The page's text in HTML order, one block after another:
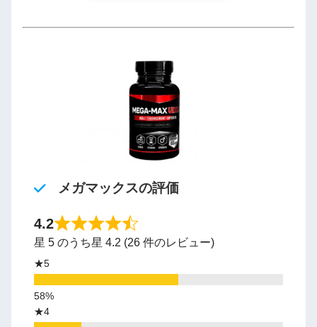
メガマックスの評価
4.2
星 5 のうち星 4.2 (26 件のレビュー)
★5
★4